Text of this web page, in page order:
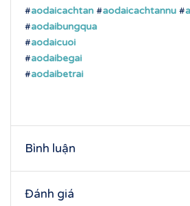
#aodaicachtan #aodaicachtannu #
#aodaibungqua
#aodaicuoi
#aodaibegai
#aodaibetrai
Bình luận
Đánh giá